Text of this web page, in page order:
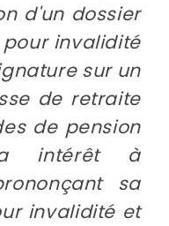
d'un dossier
invalidité
sur un
de retraite
de pension
intérêt à
sa
invalidité et